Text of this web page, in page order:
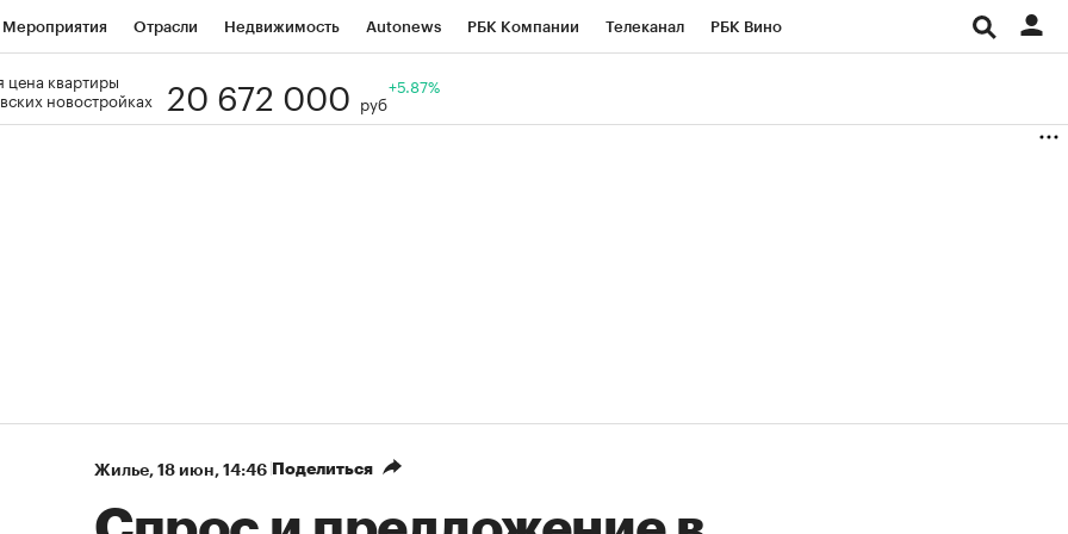
Мероприятия Отрасли Недвижимость Autonews РБК Компании Телеканал РБК Вино
Визионеры
цена квартиры
новостройках
20 672 000 руб
+5.87%
Жилье⁠, 18 июн, 14:46 Поделиться